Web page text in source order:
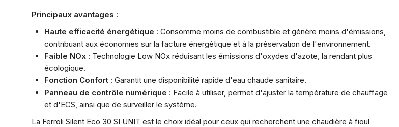
Principaux avantages :
Haute efficacité énergétique : Consomme moins de combustible et génère moins d'émissions,
contribuant aux économies sur la facture énergétique et à la préservation de l'environnement.
Faible NOx : Technologie Low NOx réduisant les émissions d'oxydes d'azote, la rendant plus
écologique.
Fonction Confort : Garantit une disponibilité rapide d'eau chaude sanitaire.
Panneau de contrôle numérique : Facile à utiliser, permet d'ajuster la température de chauffage
et d'ECS, ainsi que de surveiller le système.
La Ferroli Silent Eco 30 SI UNIT est le choix idéal pour ceux qui recherchent une chaudière à fioul